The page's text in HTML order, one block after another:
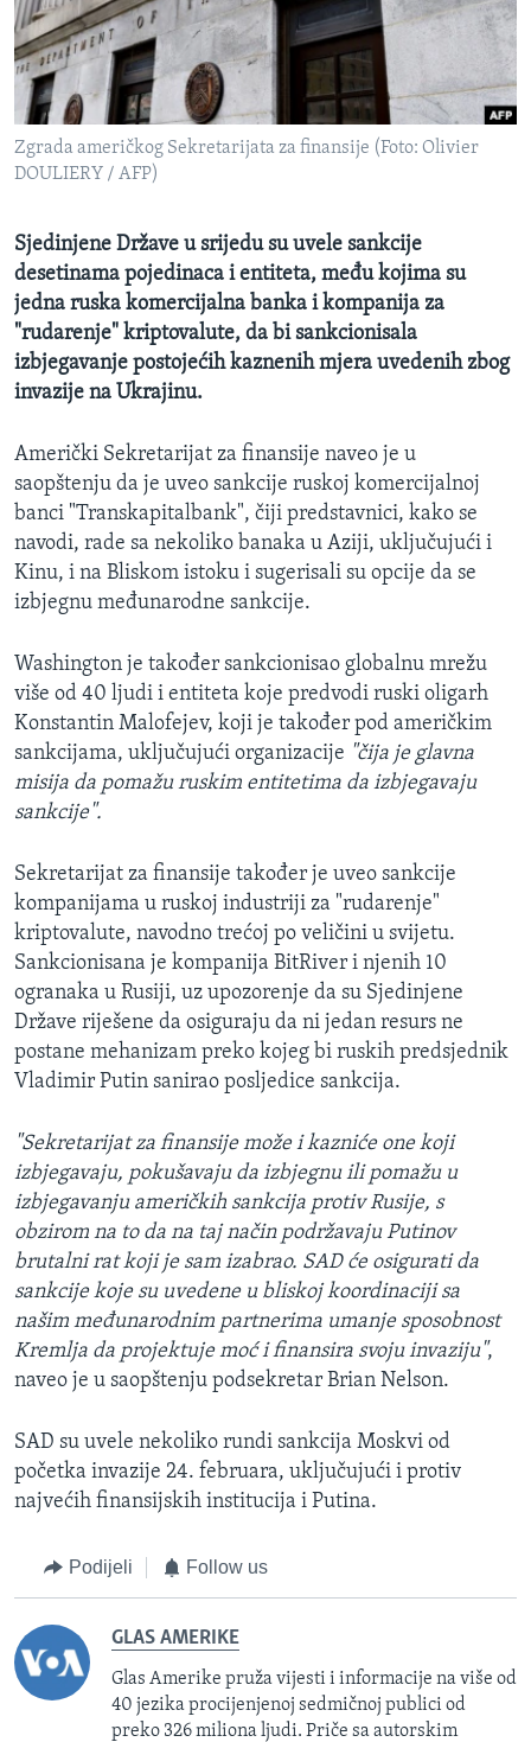
MAGAZIN
O GLASU AMERIKE
Learning English
Jezici
Zgrada američkog Sekretarijata za finansije (Foto: Olivier
DOULIERY / AFP)
Sjedinjene Države u srijedu su uvele sankcije
desetinama pojedinaca i entiteta, među kojima su
jedna ruska komercijalna banka i kompanija za
"rudarenje" kriptovalute, da bi sankcionisala
izbjegavanje postojećih kaznenih mjera uvedenih zbog
invazije na Ukrajinu.
Američki Sekretarijat za finansije naveo je u
saopštenju da je uveo sankcije ruskoj komercijalnoj
banci "Transkapitalbank", čiji predstavnici, kako se
navodi, rade sa nekoliko banaka u Aziji, uključujući i
Kinu, i na Bliskom istoku i sugerisali su opcije da se
izbjegnu međunarodne sankcije.
Washington je također sankcionisao globalnu mrežu
više od 40 ljudi i entiteta koje predvodi ruski oligarh
Konstantin Malofejev, koji je također pod američkim
sankcijama, uključujući organizacije "čija je glavna
misija da pomažu ruskim entitetima da izbjegavaju
sankcije".
Sekretarijat za finansije također je uveo sankcije
kompanijama u ruskoj industriji za "rudarenje"
kriptovalute, navodno trećoj po veličini u svijetu.
Sankcionisana je kompanija BitRiver i njenih 10
ogranaka u Rusiji, uz upozorenje da su Sjedinjene
Države riješene da osiguraju da ni jedan resurs ne
postane mehanizam preko kojeg bi ruskih predsjednik
Vladimir Putin sanirao posljedice sankcija.
"Sekretarijat za finansije može i kazniće one koji
izbjegavaju, pokušavaju da izbjegnu ili pomažu u
izbjegavanju američkih sankcija protiv Rusije, s
obzirom na to da na taj način podržavaju Putinov
brutalni rat koji je sam izabrao. SAD će osigurati da
sankcije koje su uvedene u bliskoj koordinaciji sa
našim međunarodnim partnerima umanje sposobnost
Kremlja da projektuje moć i finansira svoju invaziju",
naveo je u saopštenju podsekretar Brian Nelson.
SAD su uvele nekoliko rundi sankcija Moskvi od
početka invazije 24. februara, uključujući i protiv
najvećih finansijskih institucija i Putina.
Podijeli Follow us
GLAS AMERIKE
Glas Amerike pruža vijesti i informacije na više od
40 jezika procijenjenoj sedmičnoj publici od
preko 326 miliona ljudi. Priče sa autorskim